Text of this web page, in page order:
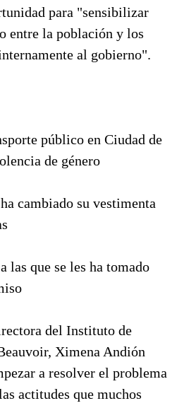
para "sensibilizar
entre la población y los
al gobierno".
público en Ciudad de
de género
cambiado su vestimenta
las que se les ha tomado
del Instituto de
Ximena Andión
a resolver el problema
actitudes que muchos